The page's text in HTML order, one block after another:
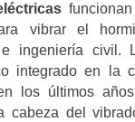
vibrar el
e ingeniería civil.
integrado en la
los últimos
cabeza del